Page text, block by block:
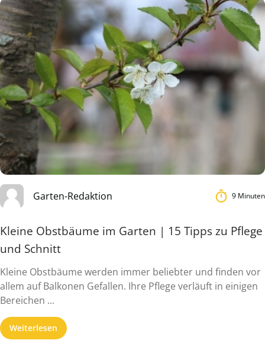
Garten-Redaktion 9 Minuten
Kleine Obstbäume im Garten | 15 Tipps zu Pflege
und Schnitt
Kleine Obstbäume werden immer beliebter und finden vor
allem auf Balkonen Gefallen. Ihre Pflege verläuft in einigen
Bereichen ...
Weiterlesen